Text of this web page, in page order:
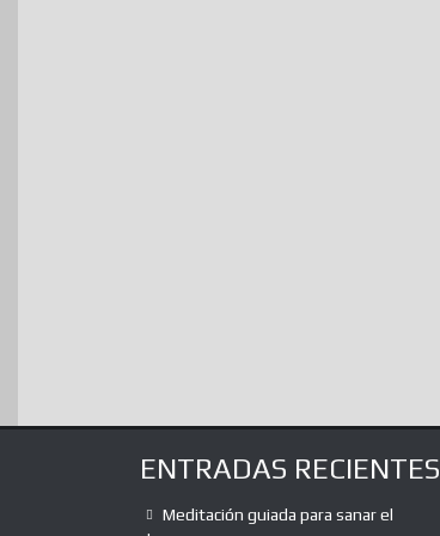
ENTRADAS RECIENTES
Meditación guiada para sanar el